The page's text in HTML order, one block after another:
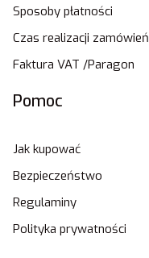
Sposoby płatności
Czas realizacji zamówień
Faktura VAT /Paragon
Pomoc
Jak kupować
Bezpieczeństwo
Regulaminy
Polityka prywatności